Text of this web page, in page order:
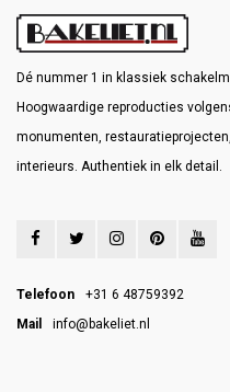
Dé nummer 1 in klassiek
Hoogwaardige reproducties
monumenten,
interieurs. Authentiek in elk detail.
Telefoon
+31 6 48759392
Mail
info@bakeliet.nl